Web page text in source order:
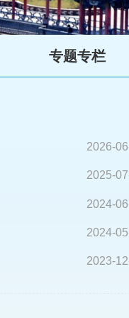
专题专栏
2026-
2025-
2024-
2024-
2023-